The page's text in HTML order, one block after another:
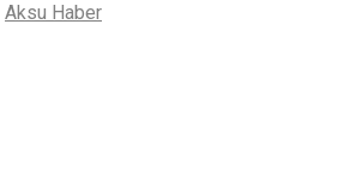
Aksu Haber